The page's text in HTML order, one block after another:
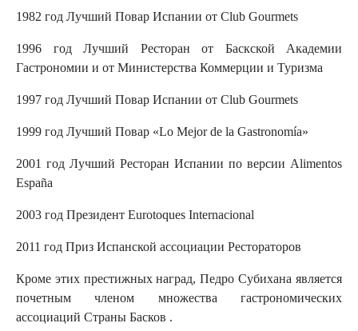
1982 год Лучший Повар Испании от Club Gourmets
1996 год Лучший Ресторан от Баскской Академии
Гастрономии и от Министерства Коммерции и Туризма
1997 год Лучший Повар Испании от Club Gourmets
1999 год Лучший Повар «Lo Mejor de la Gastronomía»
2001 год Лучший Ресторан Испании по версии Alimentos
España
2003 год Президент Eurotoques Internacional
2011 год Приз Испанской ассоциации Рестораторов
Кроме этих престижных наград, Педро Субихана является
почетным членом множества гастрономических
ассоциаций Страны Басков .